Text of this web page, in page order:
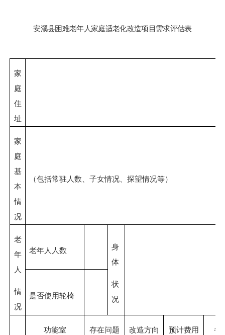
安溪县困难老年人家庭适老化改造项目需求评估表
家
庭
住
址
家
庭
基
本
情
况
（包括常驻人数、子女情况、探望情况等）
老
年
人
情
况
老年人人数
身
体
状
况
是否使用轮椅
功能室 存在问题 改造方向 预计费用 备